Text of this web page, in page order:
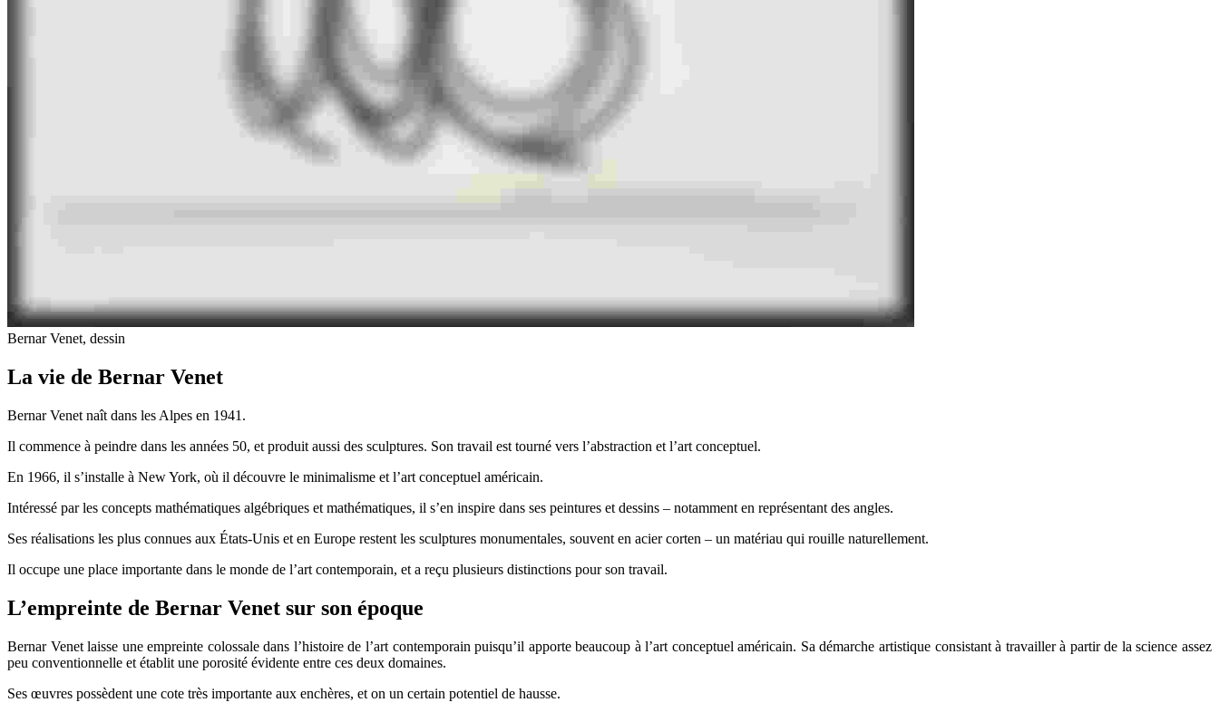
Bernar Venet, dessin
La vie de Bernar Venet
Bernar Venet naît dans les Alpes en 1941.
Il commence à peindre dans les années 50, et produit aussi des sculptures. Son travail est tourné vers l’abstraction et l’art conceptuel.
En 1966, il s’installe à New York, où il découvre le minimalisme et l’art conceptuel américain.
Intéressé par les concepts mathématiques algébriques et mathématiques, il s’en inspire dans ses peintures et dessins – notamment en représentant des angles.
Ses réalisations les plus connues aux États-Unis et en Europe restent les sculptures monumentales, souvent en acier corten – un matériau qui rouille naturellement.
Il occupe une place importante dans le monde de l’art contemporain, et a reçu plusieurs distinctions pour son travail.
L’empreinte de Bernar Venet sur son époque
Bernar Venet laisse une empreinte colossale dans l’histoire de l’art contemporain puisqu’il apporte beaucoup à l’art conceptuel américain. Sa démarche artistique consistant à travailler à partir de la science assez
peu conventionnelle et établit une porosité évidente entre ces deux domaines.
Ses œuvres possèdent une cote très importante aux enchères, et on un certain potentiel de hausse.